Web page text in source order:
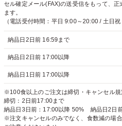
セル確定メール(FAX)の送受信をもって、
ます。
（電話受付時間：平日 9:00～20:00 / 土日祝
納品日2日前 16:59まで
納品日2日前 17:00以降
納品日1日前 17:00以降
※100食以上のご注文は締切・キャンセル規
締切：2日前17:00まで
納品日3日前：17:00以降 50% 納品日2日
※注文キャンセルのみでなく、食数減の場